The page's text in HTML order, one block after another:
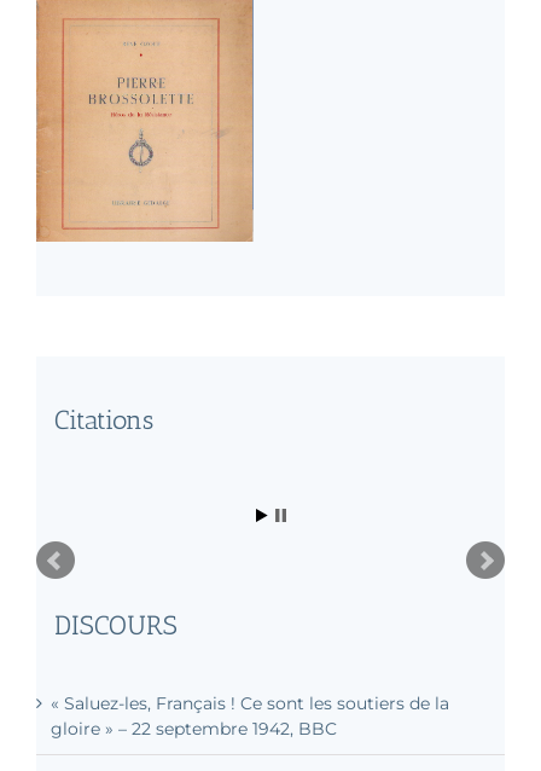
Citations
« Pour les Français, la guerre sera finie
quand ils pourront voir ce film Autant en
DISCOURS
« Saluez-les, Français ! Ce sont les soutiers de la
gloire » – 22 septembre 1942, BBC